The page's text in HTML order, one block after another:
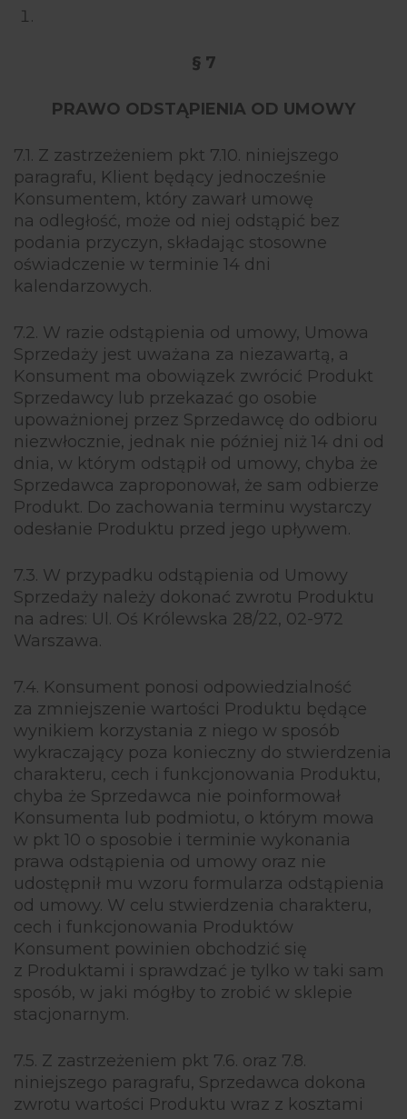
§ 7
PRAWO ODSTĄPIENIA OD UMOWY
7.1. Z zastrzeżeniem pkt 7.10. niniejszego
paragrafu, Klient będący jednocześnie
Konsumentem, który zawarł umowę
na odległość, może od niej odstąpić bez
podania przyczyn, składając stosowne
oświadczenie w terminie 14 dni
kalendarzowych.
7.2. W razie odstąpienia od umowy, Umowa
Sprzedaży jest uważana za niezawartą, a
Konsument ma obowiązek zwrócić Produkt
Sprzedawcy lub przekazać go osobie
upoważnionej przez Sprzedawcę do odbioru
niezwłocznie, jednak nie później niż 14 dni od
dnia, w którym odstąpił od umowy, chyba że
Sprzedawca zaproponował, że sam odbierze
Produkt. Do zachowania terminu wystarczy
odesłanie Produktu przed jego upływem.
7.3. W przypadku odstąpienia od Umowy
Sprzedaży należy dokonać zwrotu Produktu
na adres: Ul. Oś Królewska 28/22, 02-972
Warszawa.
7.4. Konsument ponosi odpowiedzialność
za zmniejszenie wartości Produktu będące
wynikiem korzystania z niego w sposób
wykraczający poza konieczny do stwierdzenia
charakteru, cech i funkcjonowania Produktu,
chyba że Sprzedawca nie poinformował
Konsumenta lub podmiotu, o którym mowa
w pkt 10 o sposobie i terminie wykonania
prawa odstąpienia od umowy oraz nie
udostępnił mu wzoru formularza odstąpienia
od umowy. W celu stwierdzenia charakteru,
cech i funkcjonowania Produktów
Konsument powinien obchodzić się
z Produktami i sprawdzać je tylko w taki sam
sposób, w jaki mógłby to zrobić w sklepie
stacjonarnym.
7.5. Z zastrzeżeniem pkt 7.6. oraz 7.8.
niniejszego paragrafu, Sprzedawca dokona
zwrotu wartości Produktu wraz z kosztami